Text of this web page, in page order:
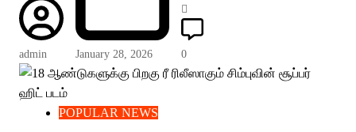
admin January 28, 2026 0
POPULAR NEWS